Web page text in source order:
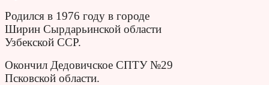
Родился в 1976 году в городе
Ширин Сырдарьинской области
Узбекской ССР.
Окончил Дедовичское СПТУ №29
Псковской области.